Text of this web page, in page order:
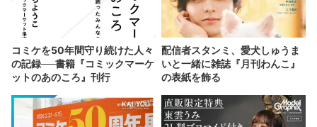
コミケを50年間守り続けた人々
の記録──書籍『コミックマーケ
ットのあのころ』刊行
配信者スタンミ、愛犬しゅうま
いと一緒に雑誌『月刊わんこ』
の表紙を飾る